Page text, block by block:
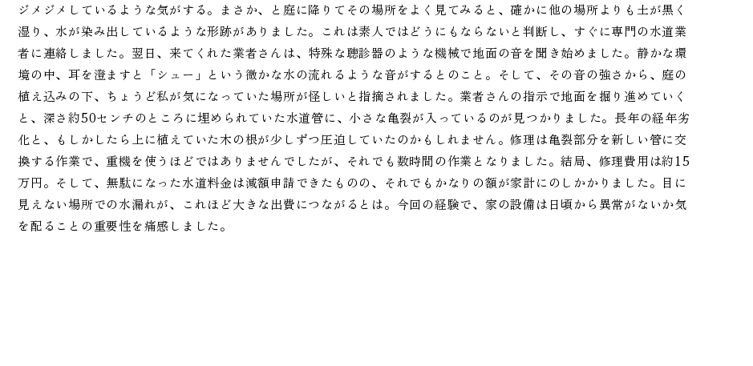
ジメジメしているような気がする。まさか、と庭に降りてその場所をよく見てみると、確かに他の場所よりも土が黒く
湿り、水が染み出しているような形跡がありました。これは素人ではどうにもならないと判断し、すぐに専門の水道業
者に連絡しました。翌日、来てくれた業者さんは、特殊な聴診器のような機械で地面の音を聞き始めました。静かな環
境の中、耳を澄ますと「シュー」という微かな水の流れるような音がするとのこと。そして、その音の強さから、庭の
植え込みの下、ちょうど私が気になっていた場所が怪しいと指摘されました。業者さんの指示で地面を掘り進めていく
と、深さ約50センチのところに埋められていた水道管に、小さな亀裂が入っているのが見つかりました。長年の経年劣
化と、もしかしたら上に植えていた木の根が少しずつ圧迫していたのかもしれません。修理は亀裂部分を新しい管に交
換する作業で、重機を使うほどではありませんでしたが、それでも数時間の作業となりました。結局、修理費用は約15
万円。そして、無駄になった水道料金は減額申請できたものの、それでもかなりの額が家計にのしかかりました。目に
見えない場所での水漏れが、これほど大きな出費につながるとは。今回の経験で、家の設備は日頃から異常がないか気
を配ることの重要性を痛感しました。